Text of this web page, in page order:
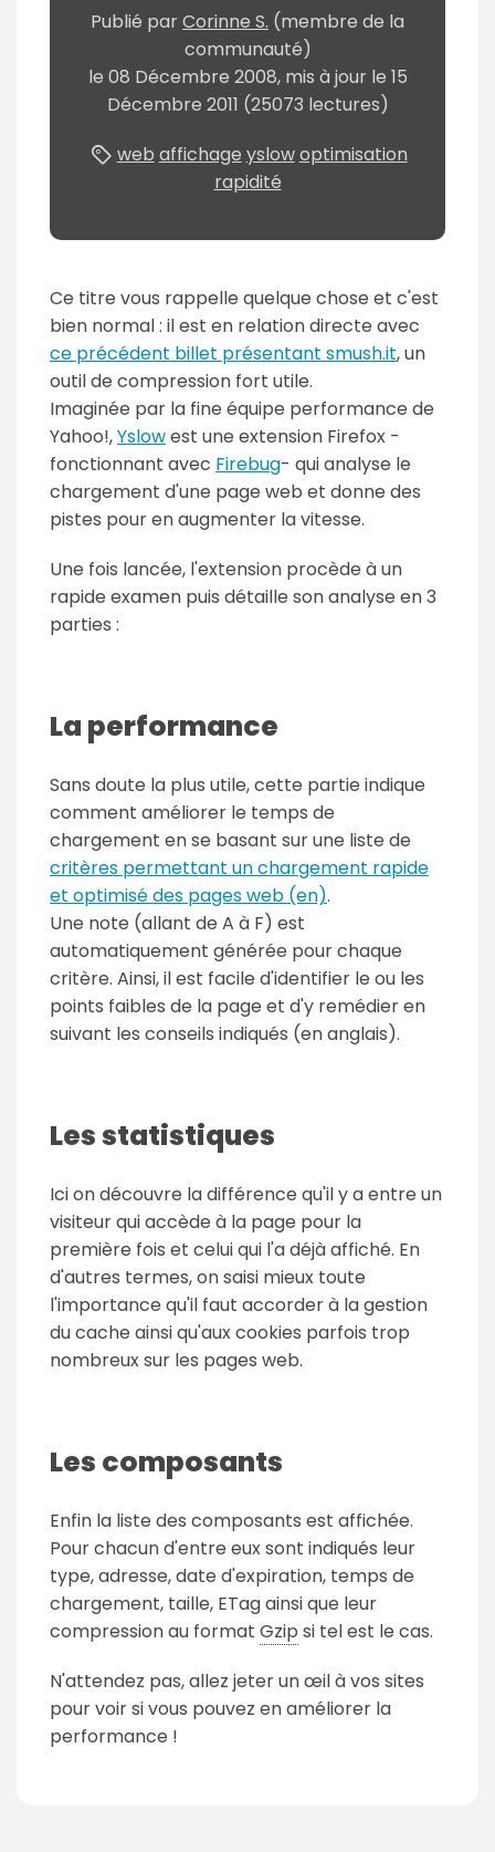
Publié parCorinne S. (membre de la
communauté)
le 08 Décembre 2008, mis à jour le 15
Décembre 2011 (25073 lectures)
web affichage yslowoptimisation
rapidité
Ce titre vous rappelle quelque chose et c'est
bien normal : il est en relation directe avec
ce précédent billet présentant smush.it, un
outil de compression fort utile.
Imaginée par la fine équipe performance de
Yahoo!,Yslowest une extension Firefox -
fonctionnant avec Firebug- qui analyse le
chargement d'une page web et donne des
pistes pour en augmenter la vitesse.
Une fois lancée, l'extension procède à un
rapide examen puis détaille son analyse en 3
parties :
La performance
Sans doute la plus utile, cette partie indique
comment améliorer le temps de
chargement en se basant sur une liste de
critères permettant un chargement rapide
et optimisé des pages web (en).
Une note (allant de A à F) est
automatiquement générée pour chaque
critère. Ainsi, il est facile d'identifier le ou les
points faibles de la page et d'y remédier en
suivant les conseils indiqués (en anglais).
Les statistiques
Ici on découvre la différence qu'il y a entre un
visiteur qui accède à la page pour la
première fois et celui qui l'a déjà affiché. En
d'autres termes, on saisi mieux toute
l'importance qu'il faut accorder à la gestion
du cache ainsi qu'aux cookies parfois trop
nombreux sur les pages web.
Les composants
Enfin la liste des composants est affichée.
Pour chacun d'entre eux sont indiqués leur
type, adresse, date d'expiration, temps de
chargement, taille, ETag ainsi que leur
compression au format Gzip si tel est le cas.
N'attendez pas, allez jeter un œil à vos sites
pour voir si vous pouvez en améliorer la
performance !